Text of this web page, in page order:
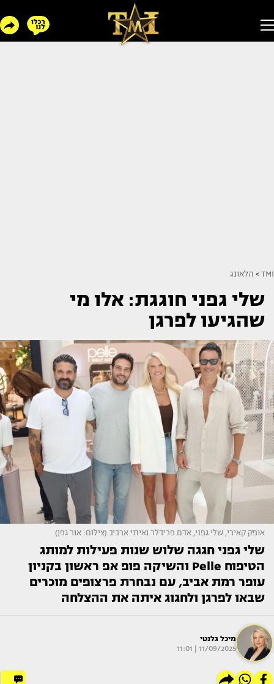
TMI
> הלאונג
שלי גפני חוגגת: אלו מי
שהגיעו לפרגן
אופק קאירי, שלי גפני, אדם פרידלר ואיתי ארביב (צילום: אור גפן)
שלי גפני חגגה שלוש שנות פעילות למותג
הטיפוח Pelle והשיקה פופ אפ ראשון בקניון
עופר רמת אביב, עם נבחרת פרצופים מוכרים
שבאו לפרגן ולחגוג איתה את ההצלחה
מיכל גלנטי
11/09/2025 | 11:01